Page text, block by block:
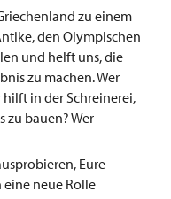
zu einem
den Olympischen
und helft uns, die
zu machen. Wer
in der Schreinerei,
zu bauen? Wer
Eure
neue Rolle